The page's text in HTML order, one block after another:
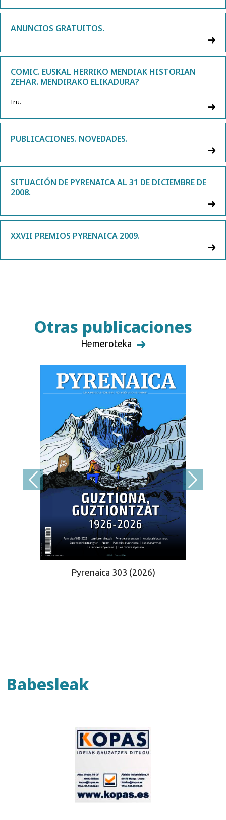
ANUNCIOS GRATUITOS.
COMIC. EUSKAL HERRIKO MENDIAK HISTORIAN
ZEHAR. MENDIRAKO ELIKADURA?
Iru.
PUBLICACIONES. NOVEDADES.
SITUACIÓN DE PYRENAICA AL 31 DE DICIEMBRE DE
2008.
XXVII PREMIOS PYRENAICA 2009.
Otras publicaciones
Hemeroteka
Pyrenaica 303 (2026)
Babesleak